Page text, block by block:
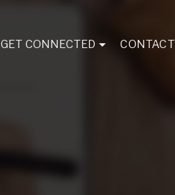
GET CONNECTED CONTACT